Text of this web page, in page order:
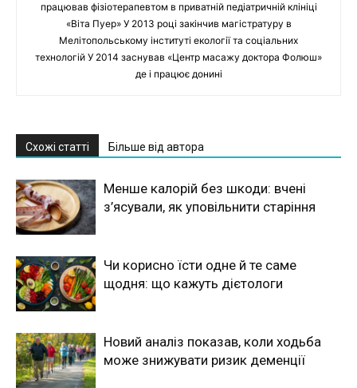
працював фізіотерапевтом в приватній педіатричній клініці
«Віта Пуер» У 2013 році закінчив магістратуру в
Мелітопольському інституті екології та соціальних
технологій У 2014 заснував «Центр масажу доктора Фолюш»
де і працює донині
Схожі статті Більше від автора
Менше калорій без шкоди: вчені
з’ясували, як уповільнити старіння
Чи корисно їсти одне й те саме
щодня: що кажуть дієтологи
Новий аналіз показав, коли ходьба
може знижувати ризик деменції